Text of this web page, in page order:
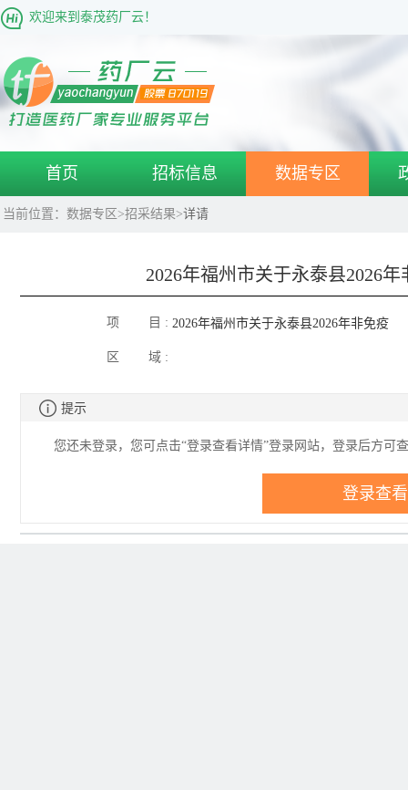
欢迎来到泰茂药厂云！
首页 招标信息 数据专区
当前位置： 数据专区 >招采结果>详请
2026年福州市关于永泰县2026
项 目 : 2026年福州市关于永泰县2026年非免疫
区 域 :
提示
您还未登录，您可点击“登录查看详情”登录网站，登录后方可
登录查